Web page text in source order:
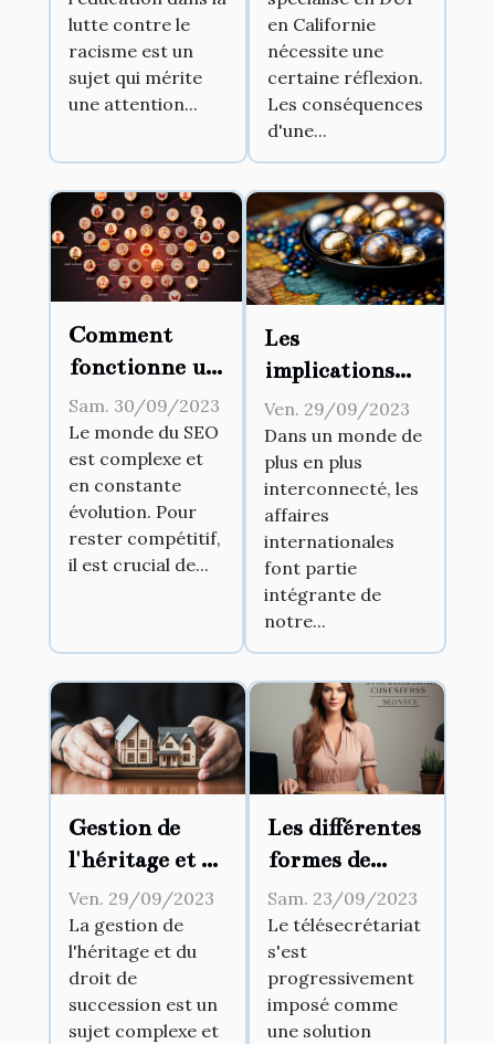
lutte contre le
racisme est un
sujet qui mérite
une attention...
Californie
en Californie
nécessite une
certaine réflexion.
Les conséquences
d'une...
Comment
fonctionne un
extracteur de
sitemap et
pourquoi est-
il essentiel
pour le SEO ?
Sam. 30/09/2023
Le monde du SEO
est complexe et
en constante
évolution. Pour
rester compétitif,
il est crucial de...
Les
implications
juridiques des
affaires
internationales
Ven. 29/09/2023
Dans un monde de
plus en plus
interconnecté, les
affaires
internationales
font partie
intégrante de
notre...
Gestion de
l'héritage et du
droit de
succession
Ven. 29/09/2023
La gestion de
l'héritage et du
droit de
succession est un
sujet complexe et
Les différentes
formes de
télésecrétariat
existantes
Sam. 23/09/2023
Le télésecrétariat
s'est
progressivement
imposé comme
une solution